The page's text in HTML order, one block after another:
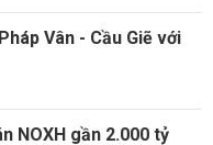
Vân - Cầu Giẽ với
NOXH gần 2.000 tỷ